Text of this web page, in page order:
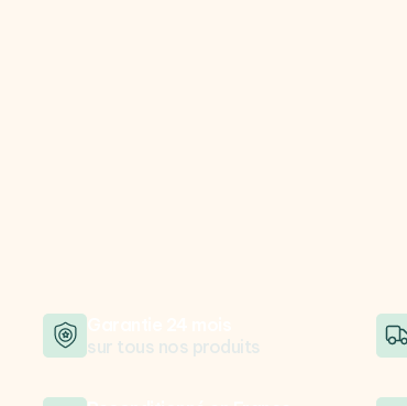
sur tous nos produits